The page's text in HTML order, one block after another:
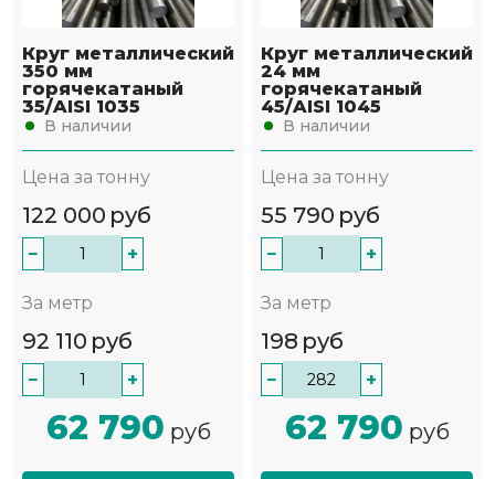
Круг металлический
350 мм
горячекатаный
35/AISI 1035
В наличии
Цена за тонну
122 000 руб
− +
За метр
92 110 руб
− +
62 790 руб
Круг металлический
24 мм
горячекатаный
45/AISI 1045
В наличии
Цена за тонну
55 790 руб
− +
За метр
198 руб
− +
62 790 руб